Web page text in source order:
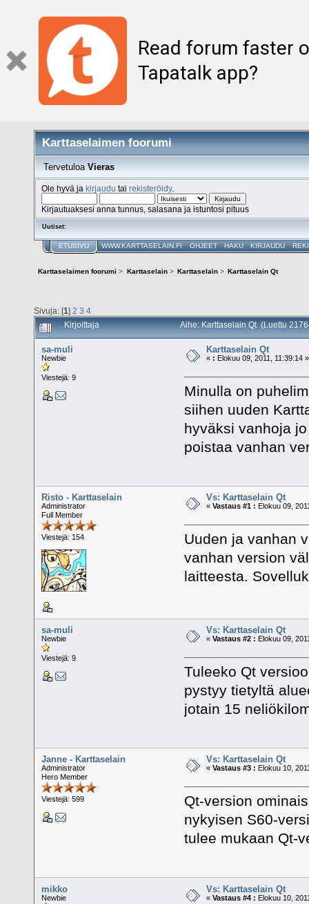
Read forum faster
Tapatalk app?
Karttaselaimen foorumi
Tervetuloa Vieras
Ole hyvä jakirjaudu tairekisteröidy.
Kirjautuaksesi anna tunnus, salasana ja istuntosi pituus
Uutiset:
ETUSIVU WWW.KARTTASELAIN.FI OHJEET HAKU KIRJAUDU
Karttaselaimen foorumi > Karttaselain> Karttaselain> Karttaselain Qt
Sivuja: [1] 2 3 4
Kirjoittaja Aihe: Karttaselain Qt (Luettu
sa-muli
Newbie
Viestejä: 9
Karttaselain Qt
« : Elokuu 09, 2011, 11:39:14 »
Minulla on
siihen uuden
hyväksi vanhoja
poistaa vanhan
Risto - Karttaselain
Administrator
Full Member
Viestejä: 154
Vs: Karttaselain Qt
«Vastaus #1 : Elokuu 09,
Uuden ja vanhan
vanhan version
laitteesta.
sa-muli
Newbie
Viestejä: 9
Vs: Karttaselain Qt
«Vastaus #2 : Elokuu 09,
Tuleeko Qt
pystyy tietyltä
jotain 15
Janne - Karttaselain
Administrator
Hero Member
Viestejä: 599
Vs: Karttaselain Qt
«Vastaus #3 : Elokuu 10,
Qt-version
nykyisen S60-
tulee mukaan Qt-
mikko
Newbie
Vs: Karttaselain Qt
«Vastaus #4 : Elokuu 10,